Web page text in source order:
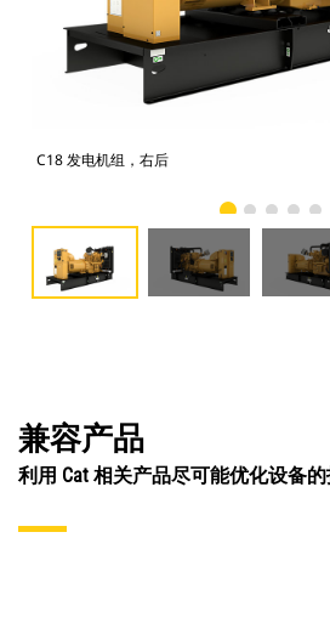
C18 发电机组，右后
兼容产品
利用 Cat 相关产品尽可能优化设备